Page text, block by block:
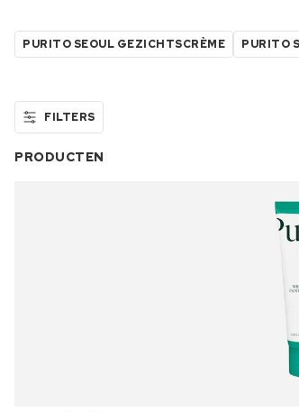
PURITO SEOUL GEZICHTSCRÈME PURITO
FILTERS
PRODUCTEN